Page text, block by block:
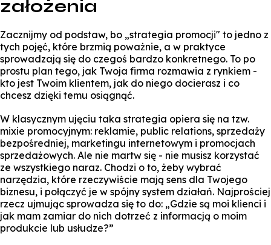
założenia
Zacznijmy od podstaw, bo „strategia promocji" to jedno z
tych pojęć, które brzmią poważnie, a w praktyce
sprowadzają się do czegoś bardzo konkretnego. To po
prostu plan tego, jak Twoja firma rozmawia z rynkiem -
kto jest Twoim klientem, jak do niego docierasz i co
chcesz dzięki temu osiągnąć.
W klasycznym ujęciu taka strategia opiera się na tzw.
mixie promocyjnym: reklamie, public relations, sprzedaży
bezpośredniej, marketingu internetowym i promocjach
sprzedażowych. Ale nie martw się - nie musisz korzystać
ze wszystkiego naraz. Chodzi o to, żeby wybrać
narzędzia, które rzeczywiście mają sens dla Twojego
biznesu, i połączyć je w spójny system działań. Najprościej
rzecz ujmując sprowadza się to do: „Gdzie są moi klienci i
jak mam zamiar do nich dotrzeć z informacją o moim
produkcie lub usłudze?”